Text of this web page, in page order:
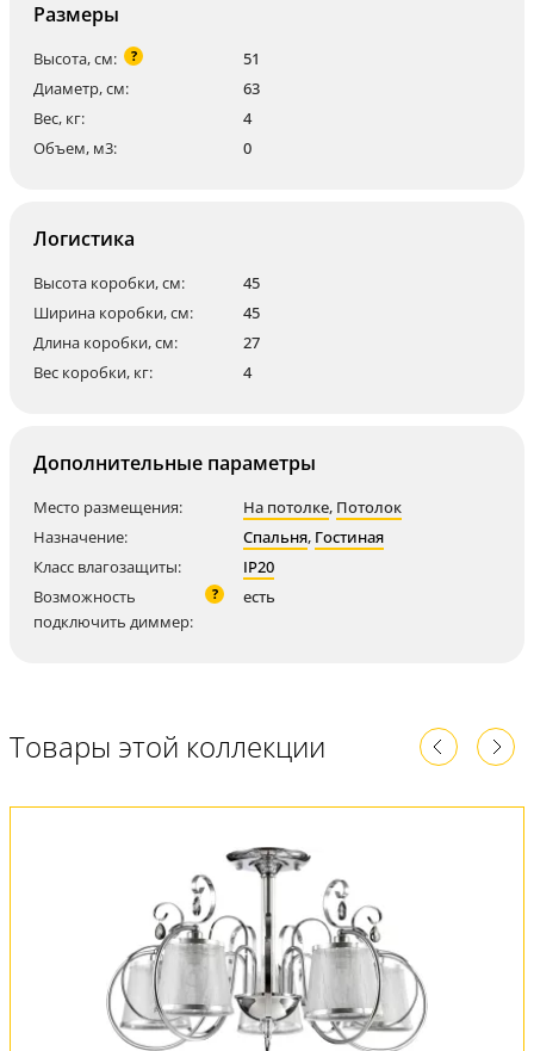
Размеры
Высота, см: ?
51
Диаметр, см:
63
Вес, кг:
4
Объем, м3:
0
Логистика
Высота коробки, см:
45
Ширина коробки, см:
45
Длина коробки, см:
27
Вес коробки, кг:
4
Дополнительные параметры
Место размещения: На потолке, Потолок
Назначение:
Спальня, Гостиная
Класс влагозащиты:
IP20
Возможность
подключить диммер:
? есть
Товары этой коллекции